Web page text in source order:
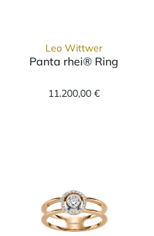
Leo Wittwer
Panta rhei® Ring
11.200,00 €